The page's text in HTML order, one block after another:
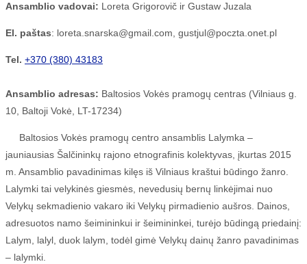
Ansamblio vadovai: Loreta Grigorovič ir Gustaw Juzala
El. paštas: loreta.snarska@gmail.com, gustjul@poczta.onet.pl
Tel. +370 (380) 43183
Ansamblio adresas: Baltosios Vokės pramogų centras (Vilniaus g.
10, Baltoji Vokė, LT-17234)
Baltosios Vokės pramogų centro ansamblis Lalymka –
jauniausias Šalčininkų rajono etnografinis kolektyvas, įkurtas 2015
m. Ansamblio pavadinimas kilęs iš Vilniaus kraštui būdingo žanro.
Lalymki tai velykinės giesmės, nevedusių bernų linkėjimai nuo
Velykų sekmadienio vakaro iki Velykų pirmadienio aušros. Dainos,
adresuotos namo šeimininkui ir šeimininkei, turėjo būdingą priedainį:
Lalym, lalyl, duok lalym, todėl gimė Velykų dainų žanro pavadinimas
– lalymki.